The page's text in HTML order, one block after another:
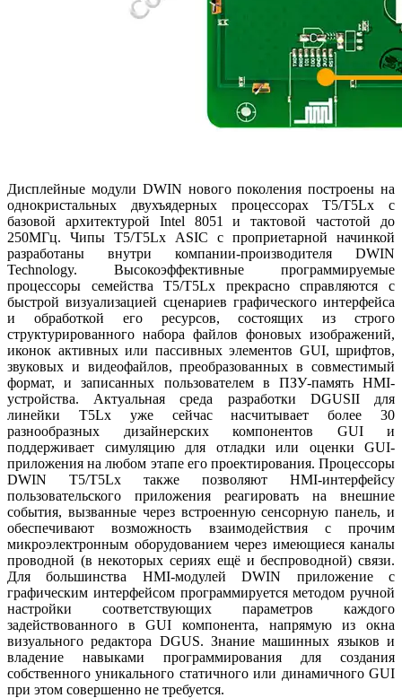
Дисплейные модули DWIN нового поколения построены на
однокристальных двухъядерных процессорах T5/T5Lx с
базовой архитектурой Intel 8051 и тактовой частотой до
250МГц. Чипы T5/T5Lx ASIC с проприетарной начинкой
разработаны внутри компании-производителя DWIN
Technology. Высокоэффективные программируемые
процессоры семейства T5/T5Lx прекрасно справляются с
быстрой визуализацией сценариев графического интерфейса
и обработкой его ресурсов, состоящих из строго
структурированного набора файлов фоновых изображений,
иконок активных или пассивных элементов GUI, шрифтов,
звуковых и видеофайлов, преобразованных в совместимый
формат, и записанных пользователем в ПЗУ-память HMI-
устройства. Актуальная среда разработки DGUSII для
линейки T5Lx уже сейчас насчитывает более 30
разнообразных дизайнерских компонентов GUI и
поддерживает симуляцию для отладки или оценки GUI-
приложения на любом этапе его проектирования. Процессоры
DWIN T5/T5Lx также позволяют HMI-интерфейсу
пользовательского приложения реагировать на внешние
события, вызванные через встроенную сенсорную панель, и
обеспечивают возможность взаимодействия с прочим
микроэлектронным оборудованием через имеющиеся каналы
проводной (в некоторых сериях ещё и беспроводной) связи.
Для большинства HMI-модулей DWIN приложение с
графическим интерфейсом программируется методом ручной
настройки соответствующих параметров каждого
задействованного в GUI компонента, напрямую из окна
визуального редактора DGUS. Знание машинных языков и
владение навыками программирования для создания
собственного уникального статичного или динамичного GUI
при этом совершенно не требуется.